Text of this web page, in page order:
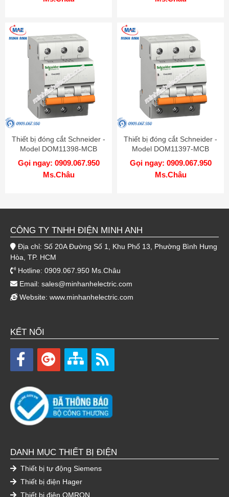
Thiết bị đóng cắt Schneider -
Model DOM11398-MCB
Gọi ngay: 0909.067.950
Ms.Châu
Thiết bị đóng cắt Schneider -
Model DOM11397-MCB
Gọi ngay: 0909.067.950
Ms.Châu
CÔNG TY TNHH ĐIỆN MINH ANH
Địa chỉ: Số 20A Đường Số 1, Khu Phố 13, Phường Bình Hưng
Hòa, TP. HCM
Hotline: 0909.067.950 Ms.Châu
Email: sales@minhanhelectric.com
Website: www.minhanhelectric.com
KẾT NỐI
DANH MỤC THIẾT BỊ ĐIỆN
Thiết bị tự động Siemens
Thiết bị điện Hager
Thiết bị điện OMRON